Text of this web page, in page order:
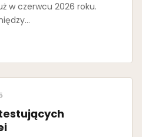
w czerwcu 2026 roku.